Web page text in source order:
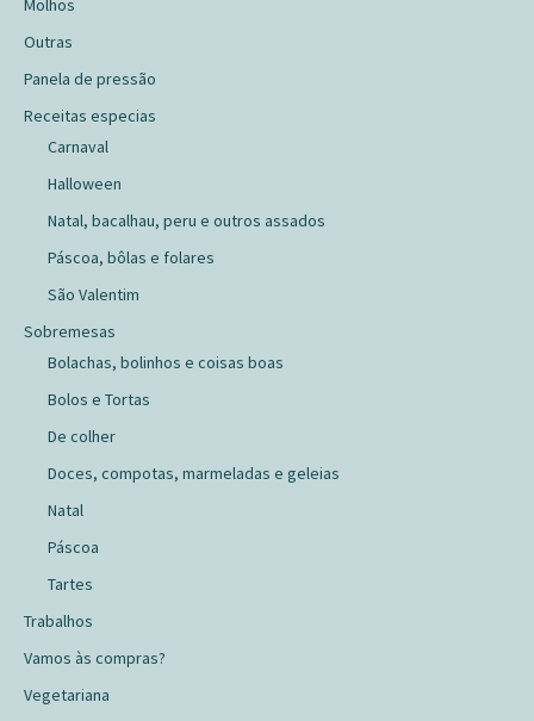
Molhos
Outras
Panela de pressão
Receitas especias
Carnaval
Halloween
Natal, bacalhau, peru e outros assados
Páscoa, bôlas e folares
São Valentim
Sobremesas
Bolachas, bolinhos e coisas boas
Bolos e Tortas
De colher
Doces, compotas, marmeladas e geleias
Natal
Páscoa
Tartes
Trabalhos
Vamos às compras?
Vegetariana